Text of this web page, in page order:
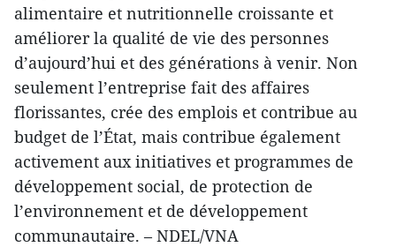
alimentaire et nutritionnelle croissante et
améliorer la qualité de vie des personnes
d’aujourd’hui et des générations à venir. Non
seulement l’entreprise fait des affaires
florissantes, crée des emplois et contribue au
budget de l’État, mais contribue également
activement aux initiatives et programmes de
développement social, de protection de
l’environnement et de développement
communautaire. – NDEL/VNA